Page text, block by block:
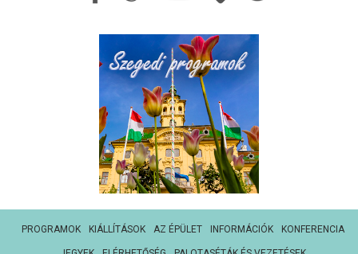
PROGRAMOK KIÁLLÍTÁSOK AZ ÉPÜLET INFORMÁCIÓK KONFERENCIA